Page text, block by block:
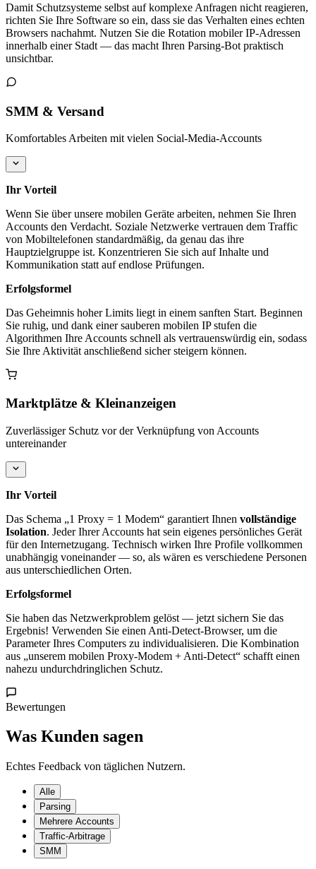
Damit Schutzsysteme selbst auf komplexe Anfragen nicht reagieren,
richten Sie Ihre Software so ein, dass sie das Verhalten eines echten
Browsers nachahmt. Nutzen Sie die Rotation mobiler IP-Adressen
innerhalb einer Stadt — das macht Ihren Parsing-Bot praktisch
unsichtbar.
SMM & Versand
Komfortables Arbeiten mit vielen Social-Media-Accounts
Ihr Vorteil
Wenn Sie über unsere mobilen Geräte arbeiten, nehmen Sie Ihren
Accounts den Verdacht. Soziale Netzwerke vertrauen dem Traffic
von Mobiltelefonen standardmäßig, da genau das ihre
Hauptzielgruppe ist. Konzentrieren Sie sich auf Inhalte und
Kommunikation statt auf endlose Prüfungen.
Erfolgsformel
Das Geheimnis hoher Limits liegt in einem sanften Start. Beginnen
Sie ruhig, und dank einer sauberen mobilen IP stufen die
Algorithmen Ihre Accounts schnell als vertrauenswürdig ein, sodass
Sie Ihre Aktivität anschließend sicher steigern können.
Marktplätze & Kleinanzeigen
Zuverlässiger Schutz vor der Verknüpfung von Accounts
untereinander
Ihr Vorteil
Das Schema „1 Proxy = 1 Modem“ garantiert Ihnen vollständige
Isolation. Jeder Ihrer Accounts hat sein eigenes persönliches Gerät
für den Internetzugang. Technisch wirken Ihre Profile vollkommen
unabhängig voneinander — so, als wären es verschiedene Personen
aus unterschiedlichen Orten.
Erfolgsformel
Sie haben das Netzwerkproblem gelöst — jetzt sichern Sie das
Ergebnis! Verwenden Sie einen Anti-Detect-Browser, um die
Parameter Ihres Computers zu individualisieren. Die Kombination
aus „unserem mobilen Proxy-Modem + Anti-Detect“ schafft einen
nahezu undurchdringlichen Schutz.
Bewertungen
Was Kunden sagen
Echtes Feedback von täglichen Nutzern.
Alle
Parsing
Mehrere Accounts
Traffic-Arbitrage
SMM